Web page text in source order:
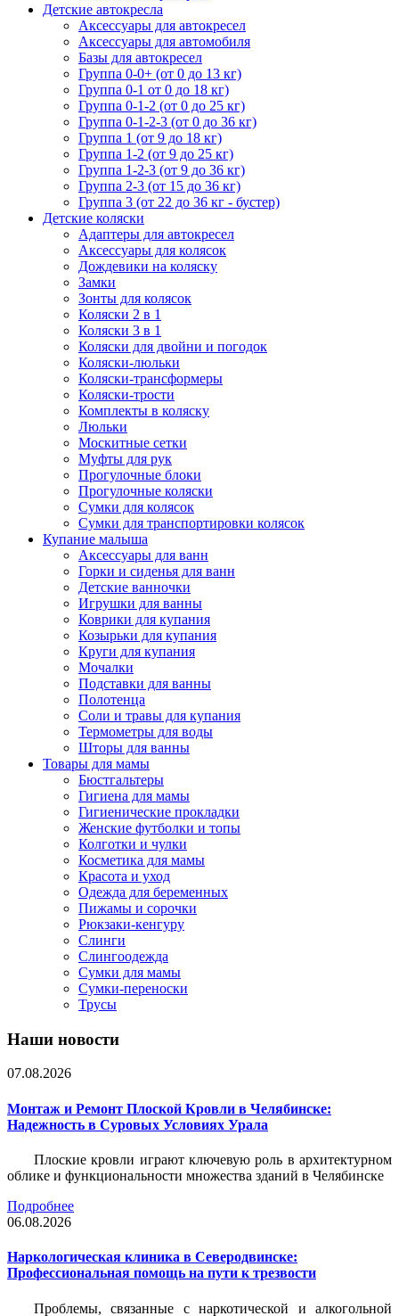
Детские автокресла
Аксессуары для автокресел
Аксессуары для автомобиля
Базы для автокресел
Группа 0-0+ (от 0 до 13 кг)
Группа 0-1 от 0 до 18 кг)
Группа 0-1-2 (от 0 до 25 кг)
Группа 0-1-2-3 (от 0 до 36 кг)
Группа 1 (от 9 до 18 кг)
Группа 1-2 (от 9 до 25 кг)
Группа 1-2-3 (от 9 до 36 кг)
Группа 2-3 (от 15 до 36 кг)
Группа 3 (от 22 до 36 кг - бустер)
Детские коляски
Адаптеры для автокресел
Аксессуары для колясок
Дождевики на коляску
Замки
Зонты для колясок
Коляски 2 в 1
Коляски 3 в 1
Коляски для двойни и погодок
Коляски-люльки
Коляски-трансформеры
Коляски-трости
Комплекты в коляску
Люльки
Москитные сетки
Муфты для рук
Прогулочные блоки
Прогулочные коляски
Сумки для колясок
Сумки для транспортировки колясок
Купание малыша
Аксессуары для ванн
Горки и сиденья для ванн
Детские ванночки
Игрушки для ванны
Коврики для купания
Козырьки для купания
Круги для купания
Мочалки
Подставки для ванны
Полотенца
Соли и травы для купания
Термометры для воды
Шторы для ванны
Товары для мамы
Бюстгальтеры
Гигиена для мамы
Гигиенические прокладки
Женские футболки и топы
Колготки и чулки
Косметика для мамы
Красота и уход
Одежда для беременных
Пижамы и сорочки
Рюкзаки-кенгуру
Слинги
Слингоодежда
Сумки для мамы
Сумки-переноски
Трусы
Наши новости
07.08.2026
Монтаж и Ремонт Плоской Кровли в Челябинске:
Надежность в Суровых Условиях Урала
Плоские кровли играют ключевую роль в архитектурном
облике и функциональности множества зданий в Челябинске
Подробнее
06.08.2026
Наркологическая клиника в Северодвинске:
Профессиональная помощь на пути к трезвости
Проблемы, связанные с наркотической и алкогольной